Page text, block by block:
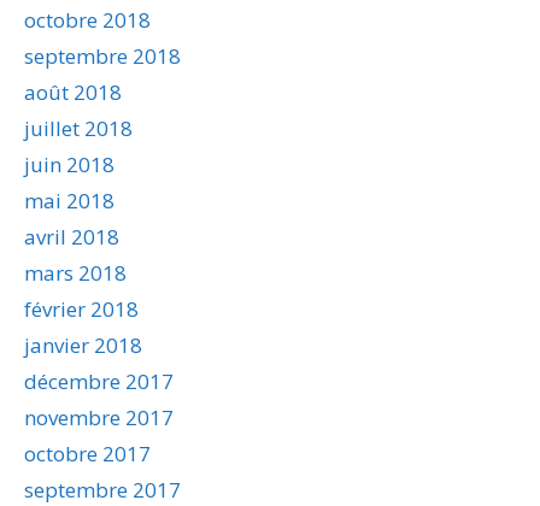
octobre 2018
septembre 2018
août 2018
juillet 2018
juin 2018
mai 2018
avril 2018
mars 2018
février 2018
janvier 2018
décembre 2017
novembre 2017
octobre 2017
septembre 2017